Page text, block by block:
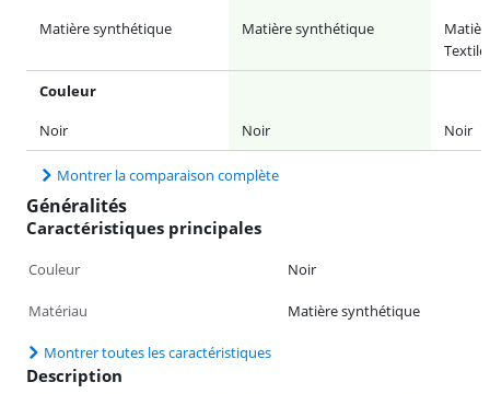
Matière synthétique
Matière synthétique
Textile
Couleur
Noir
Noir Noir
Montrer la comparaison complète
Généralités
Caractéristiques principales
Couleur Noir
Matériau Matière synthétique
Montrer toutes les caractéristiques
Description